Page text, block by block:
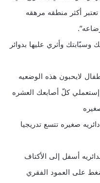
أكثر منطقه مرهقه
وأثري عليها بدوائر
لايحبون هذه الوضعيه
كلّ أصابعك العشره
صغيره تتسع تدريجيا
أسفل إلى الأكتاف
على العمود الفقري